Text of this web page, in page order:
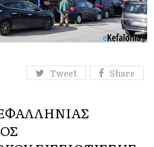
Tweet Share